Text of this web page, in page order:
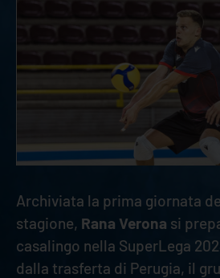
Archiviata la prima giornata
stagione, Rana Verona si
casalingo nella SuperLega
dalla trasferta di Perugia, il